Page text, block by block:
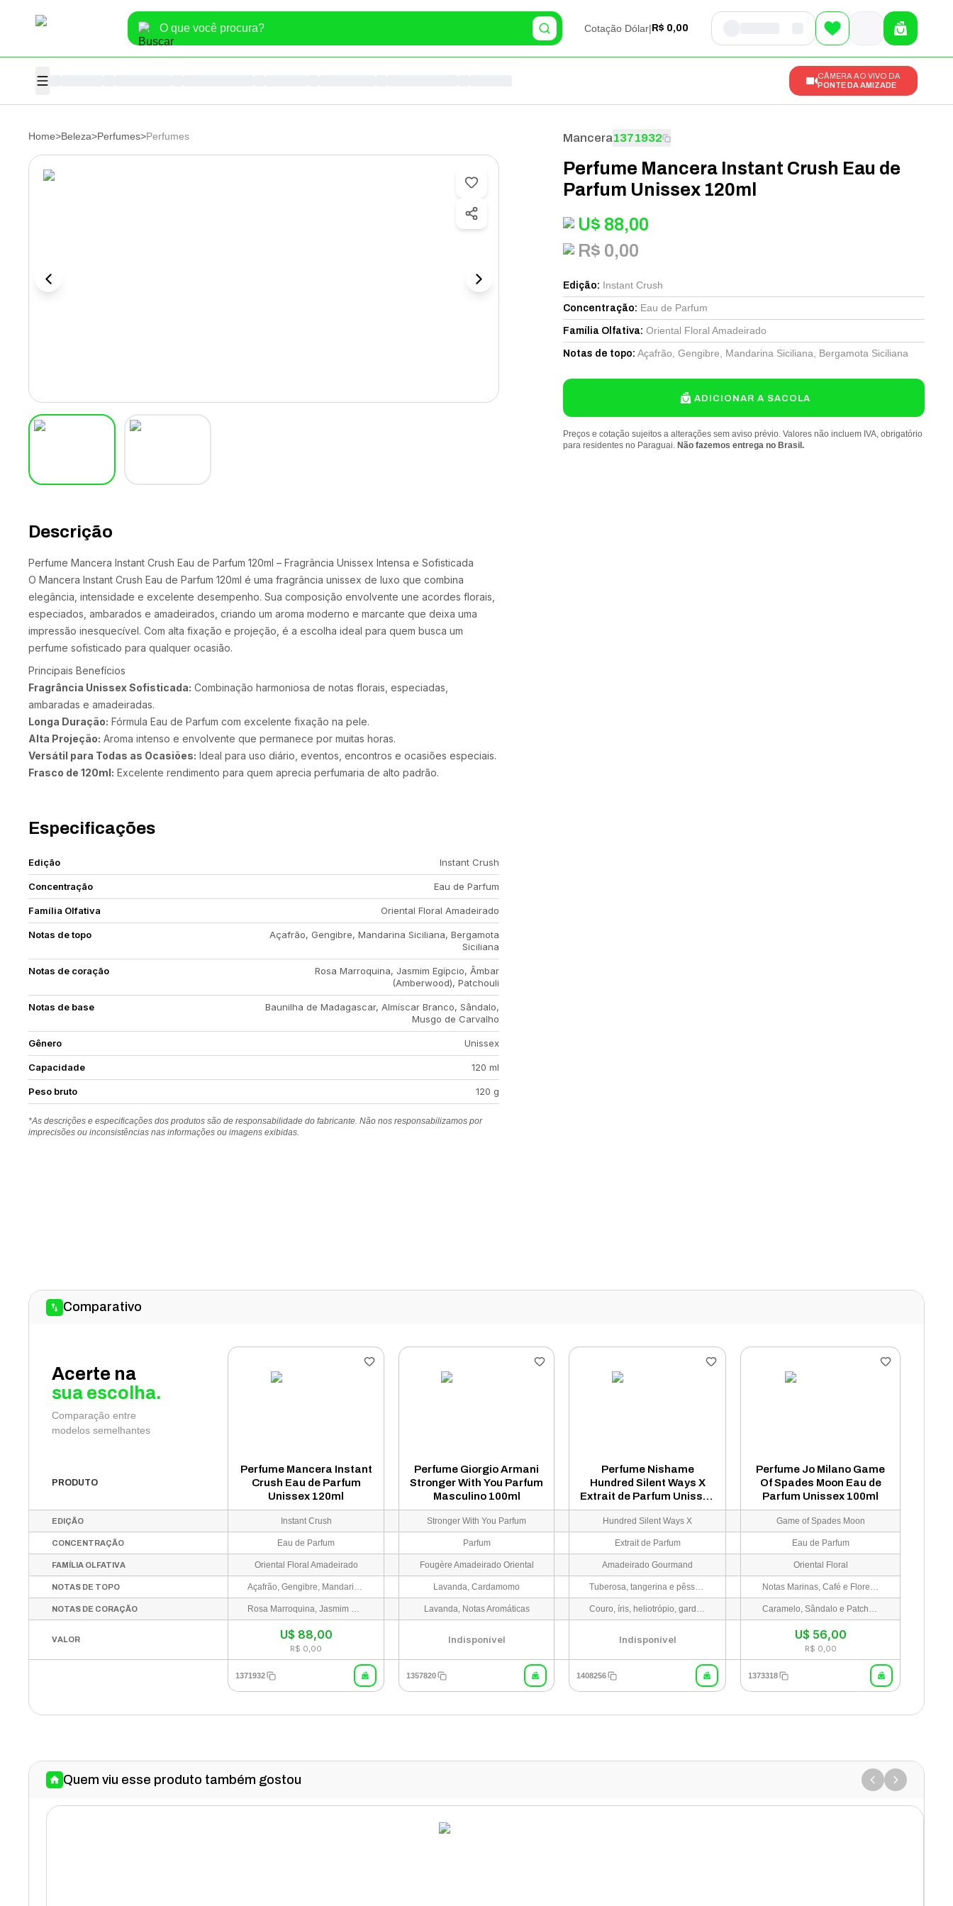
Cotação Dólar| R$ 0,00
CÂMERA AO VIVO DA
PONTE DA AMIZADE
Home>Beleza>Perfumes>Perfumes
Descrição
Perfume Mancera Instant Crush Eau de Parfum 120ml – Fragrância Unissex Intensa e Sofisticada
O Mancera Instant Crush Eau de Parfum 120ml é uma fragrância unissex de luxo que combina
elegância, intensidade e excelente desempenho. Sua composição envolvente une acordes florais,
especiados, ambarados e amadeirados, criando um aroma moderno e marcante que deixa uma
impressão inesquecível. Com alta fixação e projeção, é a escolha ideal para quem busca um
perfume sofisticado para qualquer ocasião.
Principais Benefícios
Fragrância Unissex Sofisticada: Combinação harmoniosa de notas florais, especiadas,
ambaradas e amadeiradas.
Longa Duração: Fórmula Eau de Parfum com excelente fixação na pele.
Alta Projeção: Aroma intenso e envolvente que permanece por muitas horas.
Versátil para Todas as Ocasiões: Ideal para uso diário, eventos, encontros e ocasiões especiais.
Frasco de 120ml: Excelente rendimento para quem aprecia perfumaria de alto padrão.
Especificações
Edição Instant Crush
Concentração Eau de Parfum
Família Olfativa Oriental Floral Amadeirado
Notas de topo
Açafrão, Gengibre, Mandarina Siciliana, Bergamota
Siciliana
Notas de coração
Rosa Marroquina, Jasmim Egípcio, Âmbar
(Amberwood), Patchouli
Notas de base
Baunilha de Madagascar, Almíscar Branco, Sândalo,
Musgo de Carvalho
Gênero Unissex
Capacidade 120 ml
Peso bruto 120 g
*As descrições e especificações dos produtos são de responsabilidade do fabricante. Não nos responsabilizamos por
imprecisões ou inconsistências nas informações ou imagens exibidas.
Mancera1371932
Perfume Mancera Instant Crush Eau de
Parfum Unissex 120ml
U$ 88,00
R$ 0,00
Edição: Instant Crush
Concentração: Eau de Parfum
Família Olfativa: Oriental Floral Amadeirado
Notas de topo: Açafrão, Gengibre, Mandarina Siciliana, Bergamota Siciliana
ADICIONAR A SACOLA
Preços e cotação sujeitos a alterações sem aviso prévio. Valores não incluem IVA, obrigatório
para residentes no Paraguai. Não fazemos entrega no Brasil.
Comparativo
Acerte na
sua escolha.
Comparação entre
modelos semelhantes
PRODUTO
Perfume Mancera Instant
Crush Eau de Parfum
Unissex 120ml
Perfume Giorgio Armani
Stronger With You Parfum
Masculino 100ml
Perfume Nishame
Hundred Silent Ways X
Extrait de Parfum Unissex
50ml
Perfume Jo Milano Game
Of Spades Moon Eau de
Parfum Unissex 100ml
EDIÇÃO Instant Crush Stronger With You Parfum Hundred Silent Ways X Game of Spades Moon
CONCENTRAÇÃO Eau de Parfum Parfum Extrait de Parfum Eau de Parfum
FAMÍLIA OLFATIVA Oriental Floral Amadeirado Fougère Amadeirado Oriental Amadeirado Gourmand Oriental Floral
NOTAS DE TOPO Açafrão, Gengibre, Mandarina Siciliana, Bergamota Siciliana Lavanda, Cardamomo Tuberosa, tangerina e pêssego Notas Marinas, Café e Flores Brancas
NOTAS DE CORAÇÃO Rosa Marroquina, Jasmim Egípcio, Âmbar (Amberwood), Patchouli Lavanda, Notas Aromáticas Couro, íris, heliotrópio, gardênia e jasmim Caramelo, Sândalo e Patchouli
VALOR U$ 88,00
R$ 0,00
Indisponível Indisponível U$ 56,00
R$ 0,00
1371932 1357820 1408256 1373318
Quem viu esse produto também gostou